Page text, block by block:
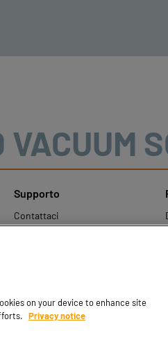
VACUUM
Supporto
Contattaci
on your device to enhance site
Privacy notice